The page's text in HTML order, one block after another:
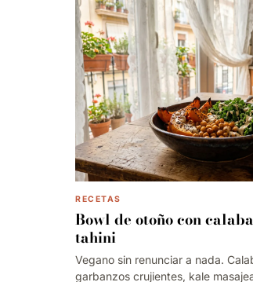
RECETAS
Bowl de otoño con
tahini
Vegano sin renunciar a nada.
garbanzos crujientes, kale